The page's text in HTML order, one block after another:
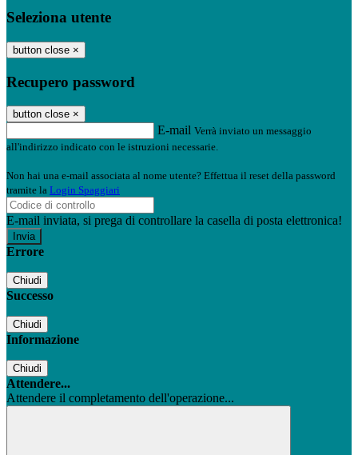
Seleziona utente
button close ×
Recupero password
button close ×
E-mail Verrà inviato un messaggio
all'indirizzo indicato con le istruzioni necessarie.
Non hai una e-mail associata al nome utente? Effettua il reset della password
tramite la Login Spaggiari
E-mail inviata, si prega di controllare la casella di posta elettronica!
Errore
Chiudi
Successo
Chiudi
Informazione
Chiudi
Attendere...
Attendere il completamento dell'operazione...